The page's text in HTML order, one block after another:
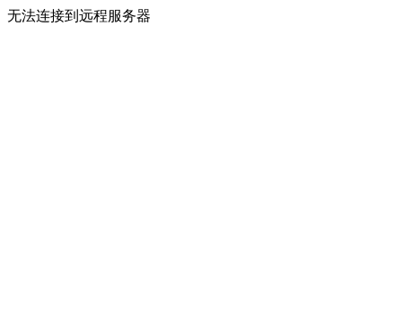
无法连接到远程服务器